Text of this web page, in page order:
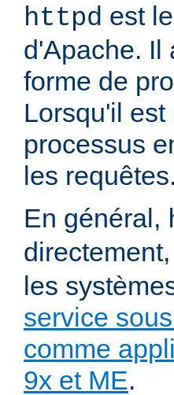
httpd est
d'Apache. Il
forme de
Lorsqu'il
processus
les requêtes.
En général,
les
service
comme
9x et ME.